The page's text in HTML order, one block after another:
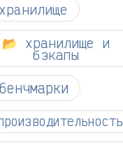
📂 хранилище и
бэкапы